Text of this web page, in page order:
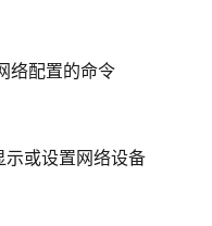
络配置的命令
或设置网络设备